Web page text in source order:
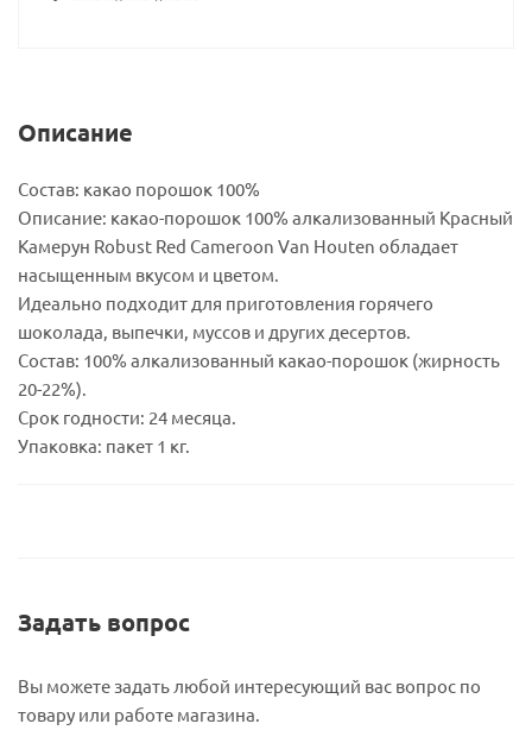
Описание
Состав: какао порошок 100%
Описание: какао-порошок 100% алкализованный Красный
Камерун Robust Red Cameroon Van Houten обладает
насыщенным вкусом и цветом.
Идеально подходит для приготовления горячего
шоколада, выпечки, муссов и других десертов.
Состав: 100% алкализованный какао-порошок (жирность
20-22%).
Срок годности: 24 месяца.
Упаковка: пакет 1 кг.
Задать вопрос
Вы можете задать любой интересующий вас вопрос по
товару или работе магазина.